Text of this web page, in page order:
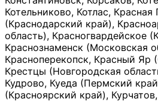
Котельниково, Котлас, Красная
(Краснодарский край),
область), Красногвардейское
Краснознаменск (Московская
Красноперекопск, Красный Яр
Крестцы (Новгородская
Кудрово, Куеда (Пермский
(Красноярский край),